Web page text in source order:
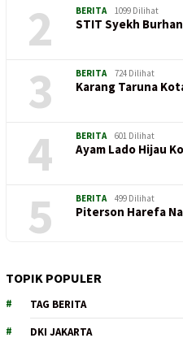
2 BERITA 1099 Dilihat
STIT Syekh
3 BERITA 724 Dilihat
Karang Taruna
4 BERITA 601 Dilihat
Ayam Lado Hijau
5 BERITA 499 Dilihat
Piterson Harefa
TOPIK POPULER
TAG BERITA
DKI JAKARTA